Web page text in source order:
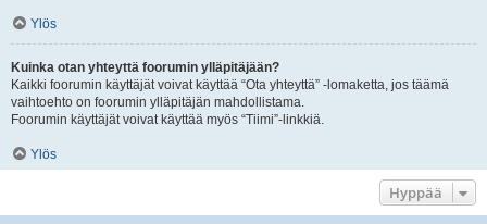
Ylös
Kuinka otan yhteyttä foorumin ylläpitäjään?
Kaikki foorumin käyttäjät voivat käyttää “Ota yhteyttä” -lomaketta, jos täämä
vaihtoehto on foorumin ylläpitäjän mahdollistama.
Foorumin käyttäjät voivat käyttää myös “Tiimi”-linkkiä.
Ylös
Hyppää